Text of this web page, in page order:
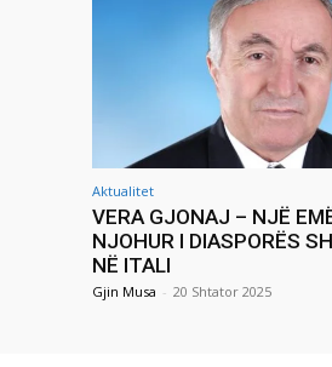
Aktualitet
VERA GJONAJ – NJË
NJOHUR I DIASPORËS
NË ITALI
Gjin Musa - 20 Shtator 2025